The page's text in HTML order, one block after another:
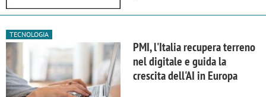
TECNOLOGIA
PMI, l'Italia recupera terreno
nel digitale e guida la
crescita dell'AI in Europa